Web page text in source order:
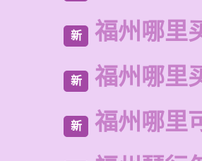
新 福州哪里
新 福州哪里
新 福州哪里